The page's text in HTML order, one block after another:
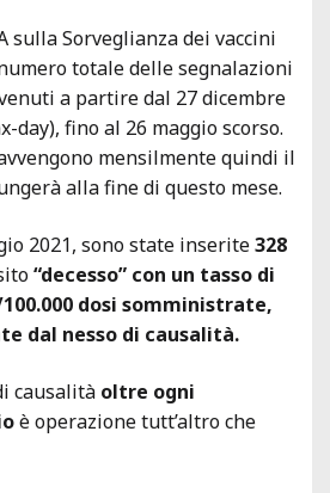
sulla Sorveglianza dei vaccini
totale delle segnalazioni
a partire dal 27 dicembre
day), fino al 26 maggio scorso.
mensilmente quindi il
alla fine di questo mese.
2021, sono state inserite328
“decesso” con un tasso di
dosi somministrate,
dal nesso di causalità.
causalità oltre ogni
è operazione tutt’altro che